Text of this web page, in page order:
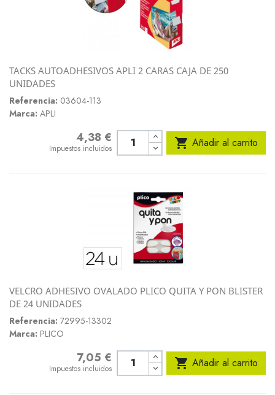
TACKS AUTOADHESIVOS APLI 2 CARAS CAJA DE 250
UNIDADES
Referencia: 03604-113
Marca: APLI
4,38 €
Impuestos incluidos  Añadir al carrito
VELCRO ADHESIVO OVALADO PLICO QUITA Y PON BLISTER
DE 24 UNIDADES
Referencia: 72995-13302
Marca: PLICO
7,05 €
Impuestos incluidos  Añadir al carrito